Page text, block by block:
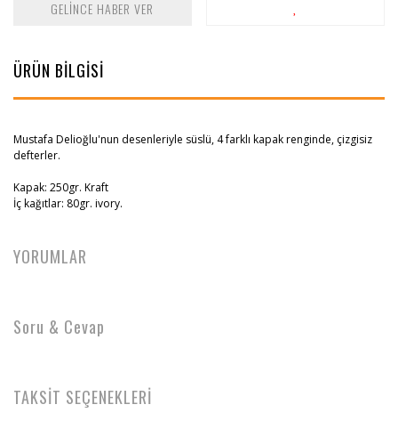
GELİNCE HABER VER
ÜRÜN BİLGİSİ
Mustafa Delioğlu'nun desenleriyle süslü, 4 farklı kapak renginde, çizgisiz
defterler.
Kapak: 250gr. Kraft
İç kağıtlar: 80gr. ivory.
YORUMLAR
Soru & Cevap
TAKSİT SEÇENEKLERİ